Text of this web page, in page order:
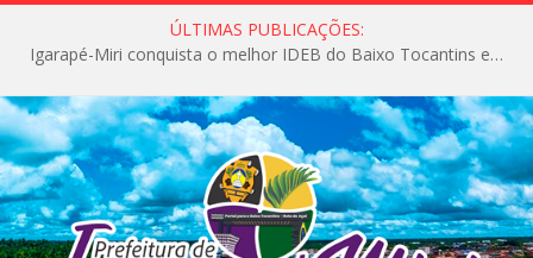
ÚLTIMAS PUBLICAÇÕES:
Igarapé-Miri conquista o melhor IDEB do Baixo Tocantins e avança na qualidade da educação pública